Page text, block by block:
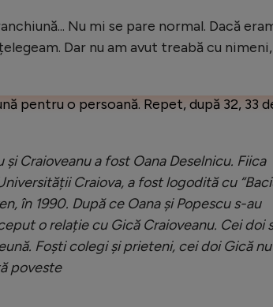
Nu mi se pare normal. Dacă
Dar nu am avut treabă cu
pentru o persoană. Repet, după 32, 33
Craioveanu a fost Oana Deselnicu. Fiica
Craiova, a fost logodită cu
în 1990. După ce Oana și Popescu s-au
o relație cu Gică Craioveanu. Cei doi
Foști colegi și prieteni, cei doi Gică
poveste